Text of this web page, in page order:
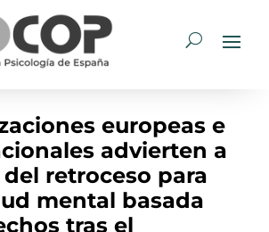
europeas e
advierten a
del retroceso para
mental basada
tras el